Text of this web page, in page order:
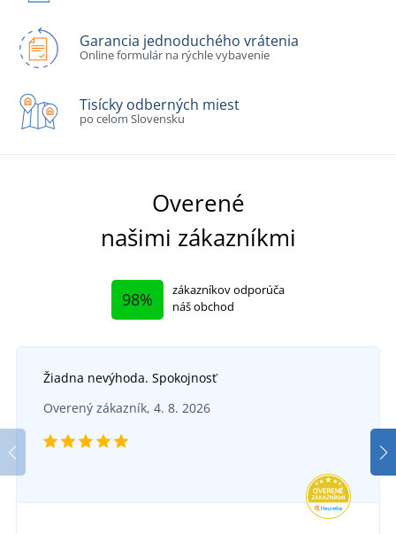
Garancia jednoduchého vrátenia
Online formulár na rýchle vybavenie
Tisícky odberných miest
po celom Slovensku
Overené
našimi zákazníkmi
98%
zákazníkov odporúča
náš obchod
Žiadna nevýhoda. Spokojnosť
Overený zákazník, 4. 8. 2026